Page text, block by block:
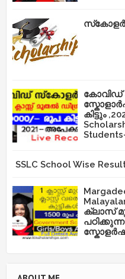
കോവിഡ്
കിട്ടും
SSLC School Wise
ക്ലാസ്